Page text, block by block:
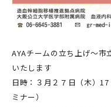
AYAチームの立ち上げ～市
いたします
日時：３月２７日（木）
ミナー）